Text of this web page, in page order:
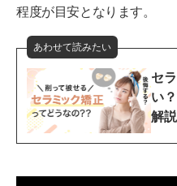
程度が目安となります。
あわせて読みたい
セ
い
解説